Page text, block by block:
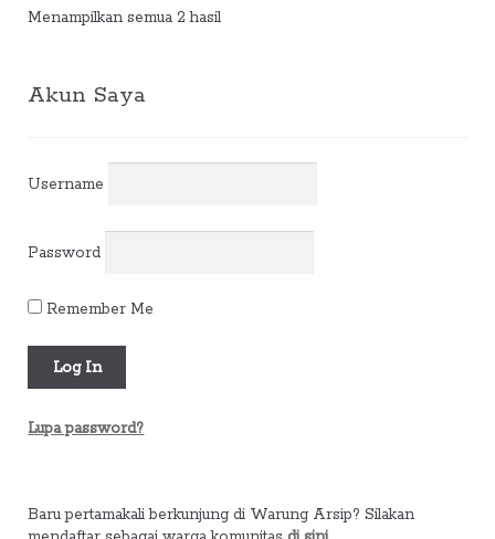
Menampilkan semua 2 hasilDiurutkan
Akun Saya
Username
Password
Remember Me
Lupa password?
Baru pertamakali berkunjung di Warung Arsip? Silakan